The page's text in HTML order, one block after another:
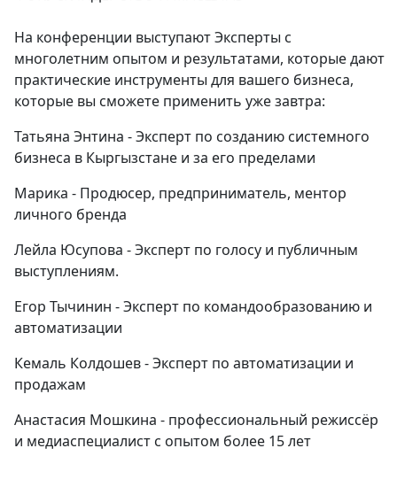
На конференции выступают Эксперты с
многолетним опытом и результатами, которые дают
практические инструменты для вашего бизнеса,
которые вы сможете применить уже завтра:
Татьяна Энтина - Эксперт по созданию системного
бизнеса в Кыргызстане и за его пределами
Марика - Продюсер, предприниматель, ментор
личного бренда
Лейла Юсупова - Эксперт по голосу и публичным
выступлениям.
Егор Тычинин - Эксперт по командообразованию и
автоматизации
Кемаль Колдошев - Эксперт по автоматизации и
продажам
Анастасия Мошкина - профессиональный режиссёр
и медиаспециалист с опытом более 15 лет